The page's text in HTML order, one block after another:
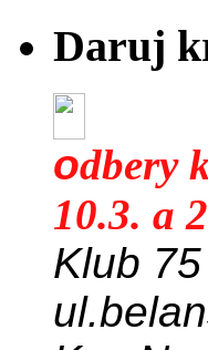
Daruj
odbery
10.3. a
Klub 75